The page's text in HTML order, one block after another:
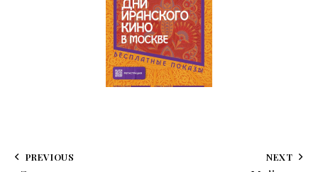
PREVIOUS NEXT